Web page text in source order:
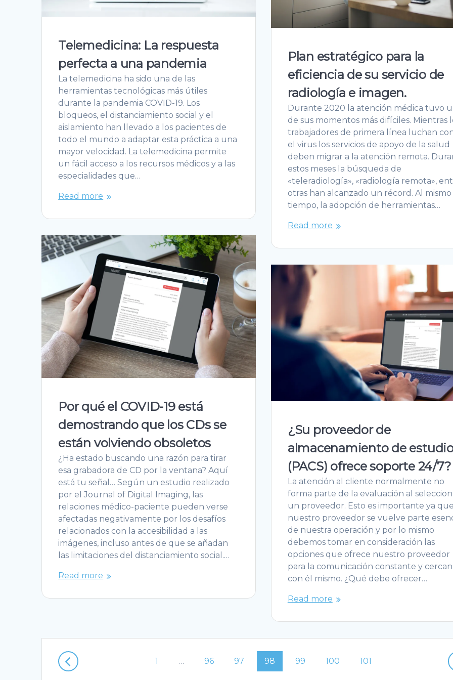
Telemedicina: La respuesta
perfecta a una pandemia
La telemedicina ha sido una de las
herramientas tecnológicas más útiles
durante la pandemia COVID-19. Los
bloqueos, el distanciamiento social y el
aislamiento han llevado a los pacientes de
todo el mundo a adaptar esta práctica a una
mayor velocidad. La telemedicina permite
un fácil acceso a los recursos médicos y a las
especialidades que…
Read more
Plan estratégico para la
eficiencia de su servicio de
radiología e imagen.
Durante 2020 la atención médica tuvo
de sus momentos más difíciles. Mientras
trabajadores de primera línea luchan
el virus los servicios de apoyo de la salud
deben migrar a la atención remota.
estos meses la búsqueda de
«teleradiología», «radiología remota»,
otras han alcanzado un récord. Al mismo
tiempo, la adopción de herramientas…
Read more
Por qué el COVID-19 está
demostrando que los CDs se
están volviendo obsoletos
¿Ha estado buscando una razón para tirar
esa grabadora de CD por la ventana? Aquí
está tu señal… Según un estudio realizado
por el Journal of Digital Imaging, las
relaciones médico-paciente pueden verse
afectadas negativamente por los desafíos
relacionados con la accesibilidad a las
imágenes, incluso antes de que se añadan
las limitaciones del distanciamiento social.…
Read more
¿Su proveedor de
almacenamiento de
(PACS) ofrece soporte 24/7?
La atención al cliente normalmente no
forma parte de la evaluación al
un proveedor. Esto es importante ya
nuestro proveedor se vuelve parte
de nuestra operación y por lo mismo
debemos tomar en consideración las
opciones que ofrece nuestro proveedor
para la comunicación constante y
con él mismo. ¿Qué debe ofrecer…
Read more
Posts
navigation
Page
1 … Page
96 Page
97 Page
98 Page
99 Page
100 Page
101